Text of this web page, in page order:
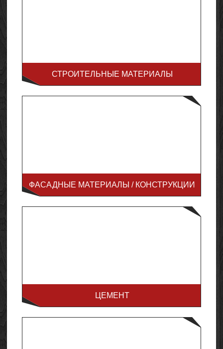
СТРОИТЕЛЬНЫЕ МАТЕРИАЛЫ
ФАСАДНЫЕ МАТЕРИАЛЫ / КОНСТРУКЦИИ
ЦЕМЕНТ